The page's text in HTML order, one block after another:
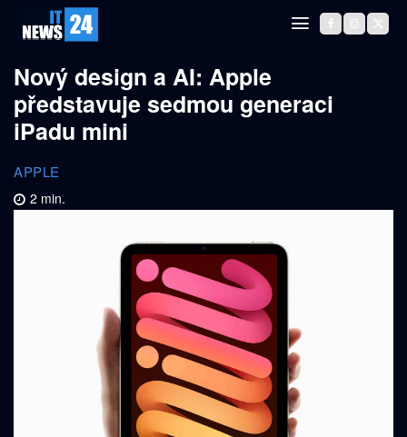
Nový design a AI: Apple
představuje sedmou generaci
iPadu mini
APPLE
2 min.